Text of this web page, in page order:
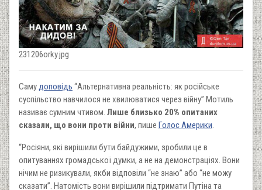
231206orky.jpg
Самудоповідь “Альтернативна реальність: як російське
суспільство навчилося не хвилюватися через війну” Мотиль
називає сумним чтивом. Лише близько 20% опитаних
сказали, що вони проти війни, пише Голос Америки.
“Росіяни, які вирішили бути байдужими, зробили це в
опитуваннях громадської думки, а не на демонстраціях. Вони
нічим не ризикували, якби відповіли “не знаю” або “не можу
сказати”. Натомість вони вирішили підтримати Путіна та